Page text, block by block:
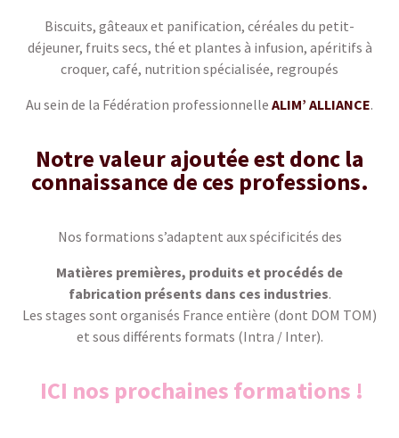
Biscuits, gâteaux et panification, céréales du petit-
déjeuner, fruits secs, thé et plantes à infusion, apéritifs à
croquer, café, nutrition spécialisée, regroupés
Au sein de la Fédération professionnelle ALIM’ ALLIANCE.
Notre valeur ajoutée est donc la
connaissance de ces professions.
Nos formations s’adaptent aux spécificités des
Matières premières, produits et procédés de
fabrication présents dans ces industries.
Les stages sont organisés France entière (dont DOM TOM)
et sous différents formats (Intra / Inter).
ICI nos prochaines formations !